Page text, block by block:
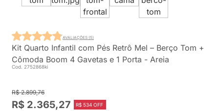
Kit Quarto Infantil com Pés Retrô Mel – Berço Tom +
Cômoda Boom 4 Gavetas e 1 Porta - Areia
Cod. 2752868ki
AVALIAÇÕES (5)
R$ 2.899,76
R$ 2.365,27 R$ 534 OFF